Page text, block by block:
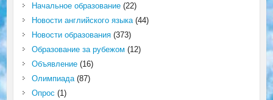
Начальное образование(22)
Новости английского языка(44)
Новости образования(373)
Образование за рубежом (12)
Объявление(16)
Олимпиада(87)
Опрос (1)